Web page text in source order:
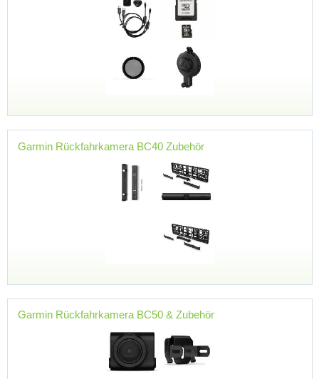
Garmin Rückfahrkamera BC40 Zubehör
Garmin Rückfahrkamera BC50 & Zubehör